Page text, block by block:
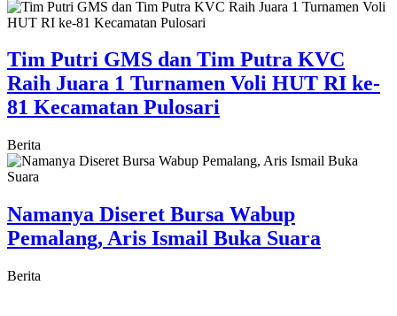
Tim Putri GMS dan Tim Putra KVC
Raih Juara 1 Turnamen Voli HUT RI ke-
81 Kecamatan Pulosari
Berita
Namanya Diseret Bursa Wabup
Pemalang, Aris Ismail Buka Suara
Berita